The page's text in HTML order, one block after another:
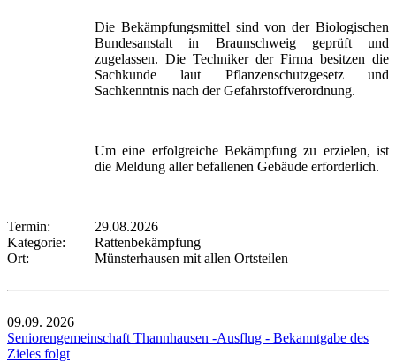
Die Bekämpfungsmittel sind von der Biologischen
Bundesanstalt in Braunschweig geprüft und
zugelassen. Die Techniker der Firma besitzen die
Sachkunde laut Pflanzenschutzgesetz und
Sachkenntnis nach der Gefahrstoffverordnung.
Um eine erfolgreiche Bekämpfung zu erzielen, ist
die Meldung aller befallenen Gebäude erforderlich.
Termin:
29.08.2026
Kategorie:
Rattenbekämpfung
Ort:
Münsterhausen mit allen Ortsteilen
09.09. 2026
Seniorengemeinschaft Thannhausen -Ausflug - Bekanntgabe des
Zieles folgt